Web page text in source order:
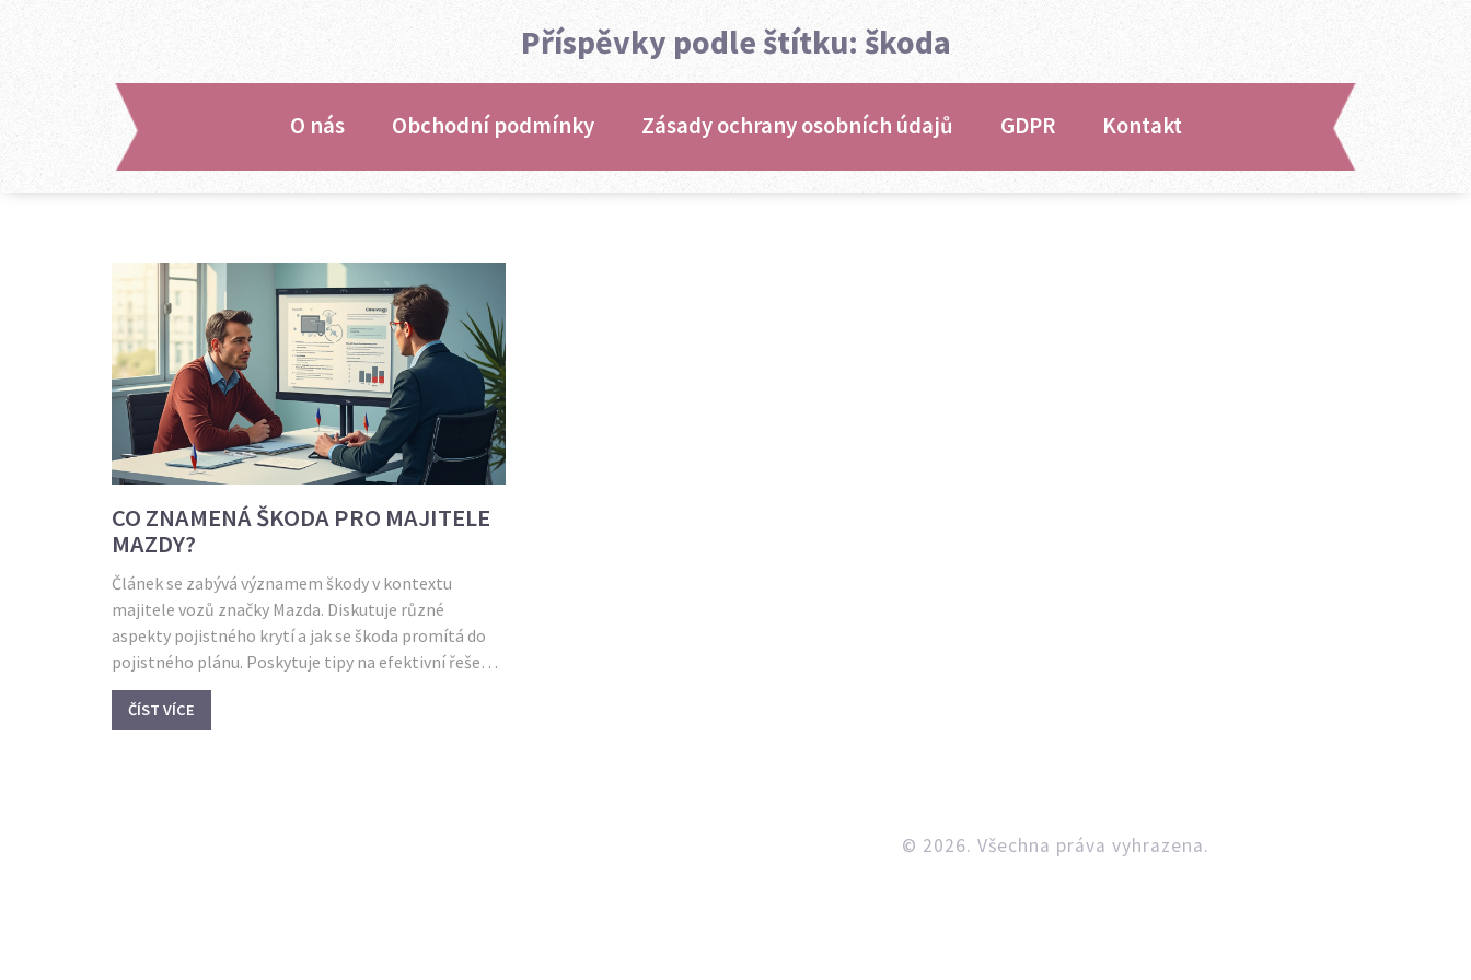
Příspěvky podle štítku: škoda
O nás Obchodní podmínky Zásady ochrany osobních údajů GDPR Kontakt
CO ZNAMENÁ ŠKODA PRO MAJITELE
MAZDY?
Článek se zabývá významem škody v kontextu
majitele vozů značky Mazda. Diskutuje různé
aspekty pojistného krytí a jak se škoda promítá do
pojistného plánu. Poskytuje tipy na efektivní řešení
škod, aby majitelé mohli lépe chránit své investice.
Obsahuje rady ohledně prevence poškození a
ČÍST VÍCE
© 2026. Všechna práva vyhrazena.